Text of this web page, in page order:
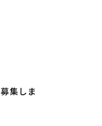
集しま